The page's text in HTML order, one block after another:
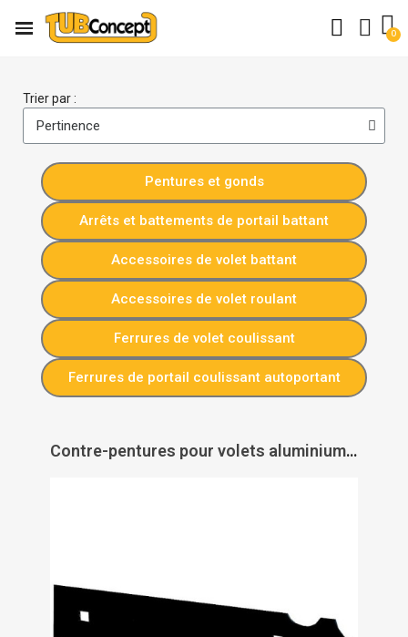
Trier par :
Pentures et gonds
Arrêts et battements de portail battant
Accessoires de volet battant
Accessoires de volet roulant
Ferrures de volet coulissant
Ferrures de portail coulissant autoportant
Contre-pentures pour volets aluminium et PVC - TORBEL